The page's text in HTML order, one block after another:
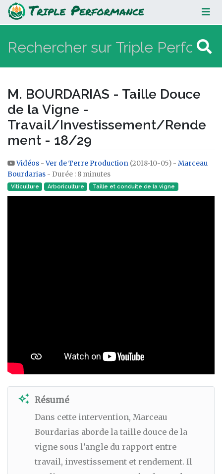
M. BOURDARIAS - Taille Douce de la
Vigne -
Travail/Investissement/
- 18/29
M. BOURDARIAS - Taille Douce
de la Vigne -
Travail/Investissement/Rende
ment - 18/29
Aller à :navigation,rechercher
Vidéos -Ver de Terre Production (2018-10-05) - Marceau
Bourdarias - Durée : 8 minutes
Viticulture Arboriculture Taille et conduite de la vigne
auto_awesome Résumé
Dans cette intervention, Marceau
Bourdarias aborde la taille douce de la
vigne sous l’angle du rapport entre
travail, investissement et rendement. Il